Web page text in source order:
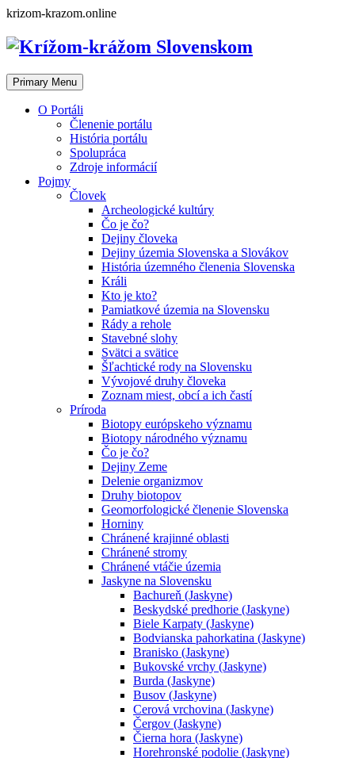
Skip
content
krizom-krazom.online
Primary Menu
O Portáli
Členenie portálu
História portálu
Spolupráca
Zdroje informácií
Pojmy
Človek
Archeologické kultúry
Čo je čo?
Dejiny človeka
Dejiny územia Slovenska a Slovákov
História územného členenia Slovenska
Králi
Kto je kto?
Pamiatkové územia na Slovensku
Rády a rehole
Stavebné slohy
Svätci a svätice
Šľachtické rody na Slovensku
Vývojové druhy človeka
Zoznam miest, obcí a ich častí
Príroda
Biotopy európskeho významu
Biotopy národného významu
Čo je čo?
Dejiny Zeme
Delenie organizmov
Druhy biotopov
Geomorfologické členenie Slovenska
Horniny
Chránené krajinné oblasti
Chránené stromy
Chránené vtáčie územia
Jaskyne na Slovensku
Bachureň (Jaskyne)
Beskydské predhorie (Jaskyne)
Biele Karpaty (Jaskyne)
Bodvianska pahorkatina (Jaskyne)
Branisko (Jaskyne)
Bukovské vrchy (Jaskyne)
Burda (Jaskyne)
Busov (Jaskyne)
Cerová vrchovina (Jaskyne)
Čergov (Jaskyne)
Čierna hora (Jaskyne)
Horehronské podolie (Jaskyne)